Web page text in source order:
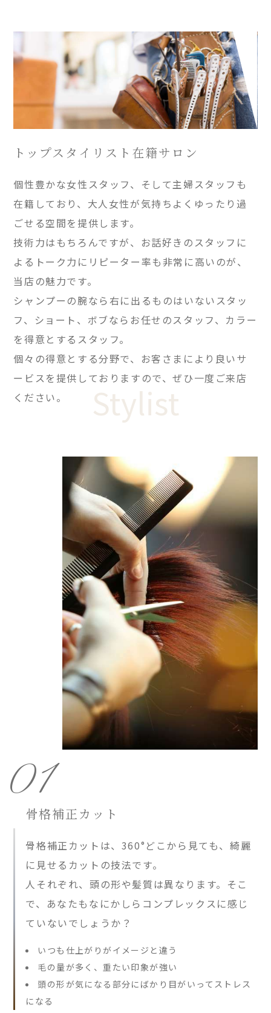
トップスタイリスト在籍サロン
個性豊かな女性スタッフ、そして主婦スタッフも
在籍しており、大人女性が気持ちよくゆったり過
ごせる空間を提供します。
技術力はもちろんですが、お話好きのスタッフに
よるトーク力にリピーター率も非常に高いのが、
当店の魅力です。
シャンプーの腕なら右に出るものはいないスタッ
フ、ショート、ボブならお任せのスタッフ、カラー
を得意とするスタッフ。
個々の得意とする分野で、お客さまにより良いサ
ービスを提供しておりますので、ぜひ一度ご来店
ください。
Stylist
01
骨格補正カット
骨格補正カットは、360°どこから見ても、綺麗
に見せるカットの技法です。
人それぞれ、頭の形や髪質は異なります。そこ
で、あなたもなにかしらコンプレックスに感じ
ていないでしょうか？
いつも仕上がりがイメージと違う
毛の量が多く、重たい印象が強い
頭の形が気になる部分にばかり目がいってストレス
になる